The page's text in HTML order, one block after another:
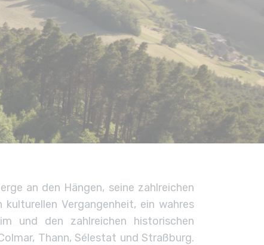
an den Hängen, seine zahlreichen
Vergangenheit, ein wahres
und den zahlreichen historischen
Thann, Sélestat und Straßburg.